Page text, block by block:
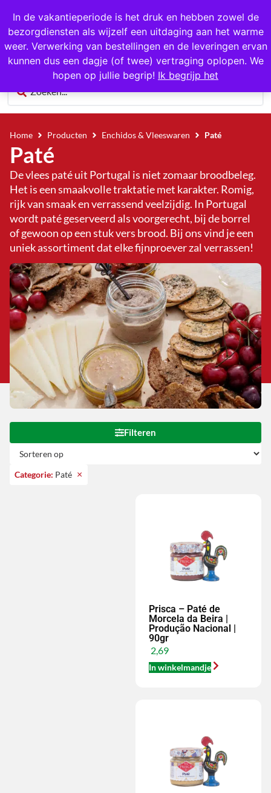
In de vakantieperiode is het druk en hebben zowel de
bezorgdiensten als wijzelf een uitdaging aan het warme
weer. Verwerking van bestellingen en de leveringen ervan
kunnen dus een dagje (of twee) vertraging oplopen. We
hopen op jullie begrip! Ik begrijp het
Gratis op te halen in Hansweert
0
Home Producten Enchidos & Vleeswaren Paté
Paté
De vlees paté uit Portugal is niet zomaar broodbeleg.
Het is een smaakvolle traktatie met karakter. Romig,
rijk van smaak en verrassend veelzijdig. In Portugal
wordt paté geserveerd als voorgerecht, bij de borrel
of gewoon op een stuk vers brood. Bij ons vind je een
uniek assortiment dat elke fijnproever zal verrassen!
Filteren
Categorie: Paté ×
Prisca – Paté de
Morcela da Beira |
Produção Nacional |
90gr
2,69
In winkelmandje